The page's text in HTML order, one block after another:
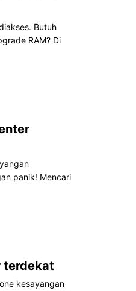
Butuh
RAM? Di
panik! Mencari
terdekat
kesayangan